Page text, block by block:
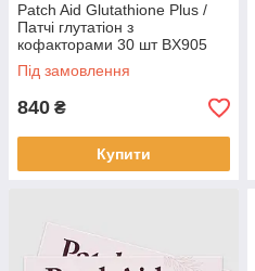
Patch Aid Glutathione Plus /
Патчі глутатіон з
кофакторами 30 шт BX905
Під замовлення
840 ₴
Купити